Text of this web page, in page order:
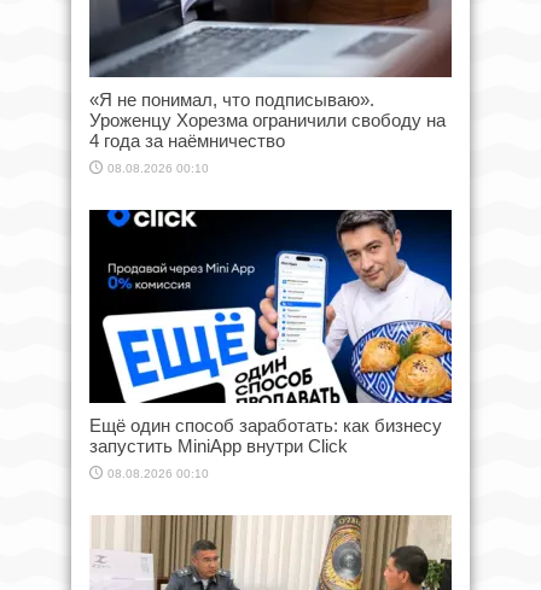
«Я не понимал, что подписываю».
Уроженцу Хорезма ограничили свободу на
4 года за наёмничество
08.08.2026 00:10
Ещё один способ заработать: как бизнесу
запустить MiniApp внутри Click
08.08.2026 00:10